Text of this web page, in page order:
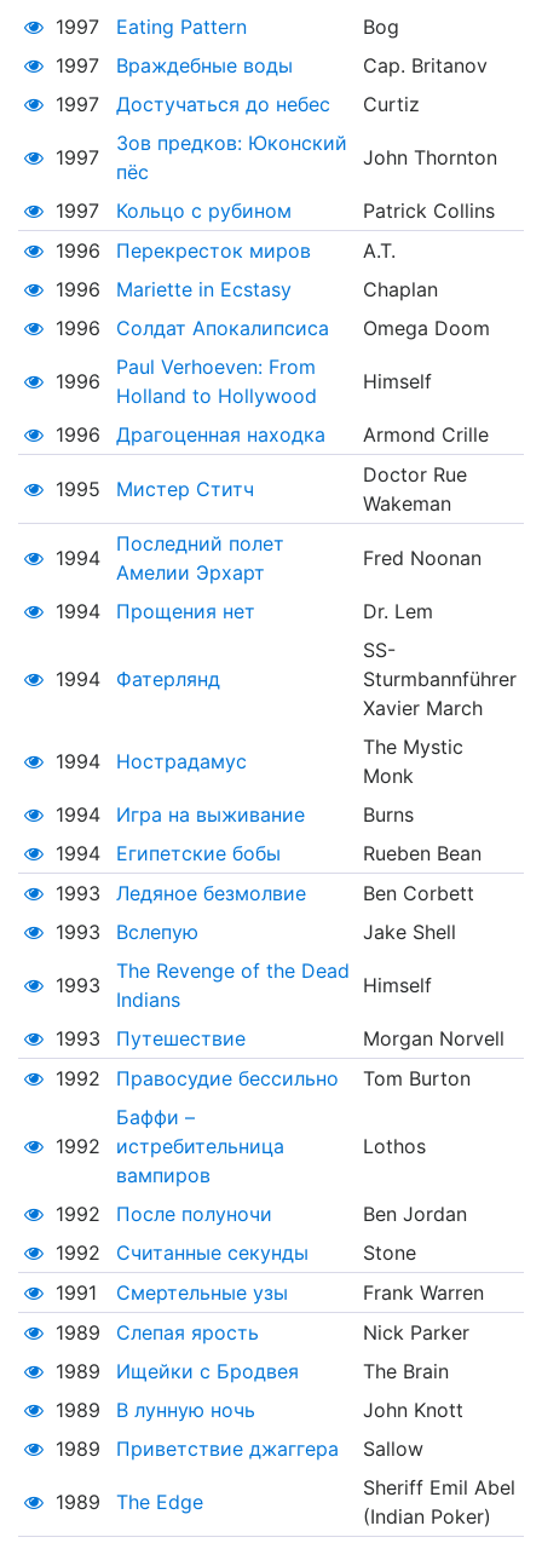
1997
Eating Pattern
Bog
1997
Враждебные воды
Cap. Britanov
1997
Достучаться до небес Curtiz
1997
Зов предков: Юконский
пёс
John Thornton
1997 Кольцо с рубином
Patrick Collins
1996
Перекресток миров
A.T.
1996
Mariette in Ecstasy
Chaplan
1996
Солдат Апокалипсиса Omega Doom
1996
Paul Verhoeven: From
Holland to Hollywood
Himself
1996 Драгоценная находка Armond Crille
1995 Мистер Ститч
Doctor Rue
Wakeman
1994
Последний полет
Амелии Эрхарт
Fred Noonan
1994 Прощения нет Dr. Lem
1994 Фатерлянд
SS-
Sturmbannführer
Xavier March
1994 Нострадамус
The Mystic
Monk
1994
Игра на выживание
Burns
1994
Египетские бобы
Rueben Bean
1993
Ледяное безмолвие
Ben Corbett
1993
Вслепую Jake Shell
1993
The Revenge of the Dead
Indians
Himself
1993 Путешествие
Morgan Norvell
1992
Правосудие бессильно Tom Burton
1992
Баффи –
истребительница
вампиров
Lothos
1992 После полуночи
Ben Jordan
1992
Считанные секунды
Stone
1991
Смертельные узы
Frank Warren
1989
Слепая ярость
Nick Parker
1989
Ищейки с Бродвея
The Brain
1989
В лунную ночь
John Knott
1989
Приветствие джаггера Sallow
1989 The Edge
Sheriff Emil Abel
(Indian Poker)